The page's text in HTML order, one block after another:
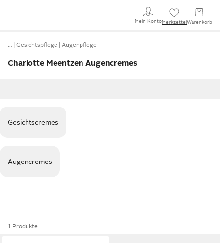
Mein KontoMerkzettel Warenkorb
… Gesichtspflege Augenpflege
Charlotte Meentzen Augencremes
Gesichtscremes
Augencremes
1 Produkte